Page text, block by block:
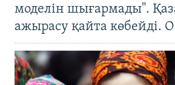
моделін шығармады".
ажырасу қайта көбейді.